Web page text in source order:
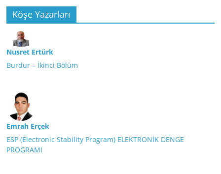
Köşe Yazarları
Nusret Ertürk
Burdur – İkinci Bölüm
Emrah Erçek
ESP (Electronic Stability Program) ELEKTRONİK DENGE
PROGRAMI